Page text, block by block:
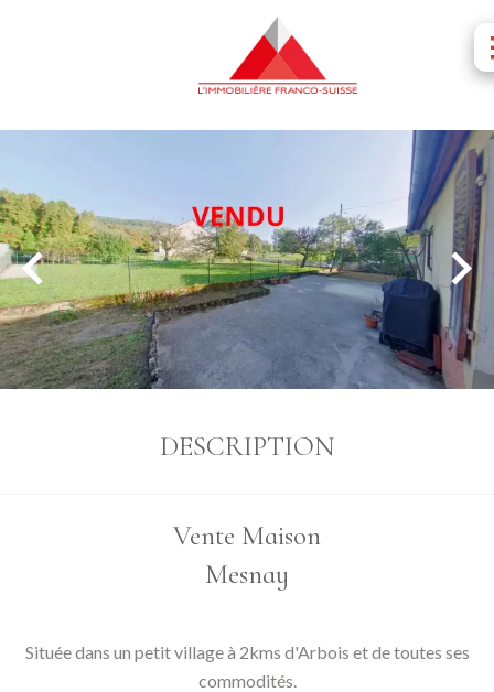
DESCRIPTION
Vente Maison
Mesnay
Située dans un petit village à 2kms d'Arbois et de toutes ses
commodités.